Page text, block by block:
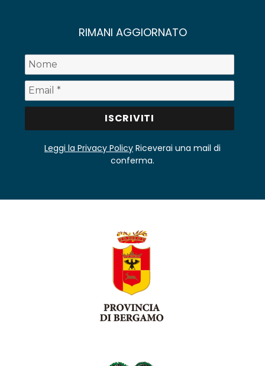
RIMANI AGGIORNATO
Leggi la Privacy Policy Riceverai una mail di
conferma.